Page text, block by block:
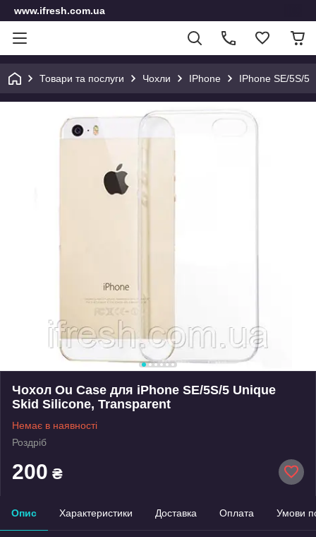
www.ifresh.com.ua
Товари та послуги Чохли IPhone IPhone SE/5S/5
Чохол Ou Case для iPhone SE/5S/5 Unique
Skid Silicone, Transparent
Немає в наявності
Роздріб
200 ₴
Опис Характеристики Доставка Оплата Умови